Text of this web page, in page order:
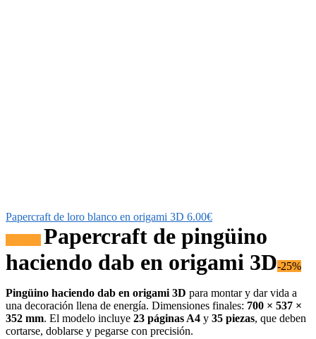
Papercraft de loro blanco en origami 3D 6.00€
Papercraft de pingüino
haciendo dab en origami 3D-25%
Pingüino haciendo dab en origami 3D para montar y dar vida a
una decoración llena de energía. Dimensiones finales: 700 × 537 ×
352 mm. El modelo incluye 23 páginas A4 y 35 piezas, que deben
cortarse, doblarse y pegarse con precisión.